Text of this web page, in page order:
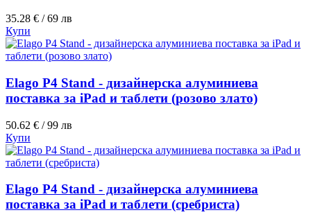
35.28 € / 69 лв
Купи
Elago P4 Stand - дизайнерска алуминиева
поставка за iPad и таблети (розово злато)
50.62 € / 99 лв
Купи
Elago P4 Stand - дизайнерска алуминиева
поставка за iPad и таблети (сребриста)